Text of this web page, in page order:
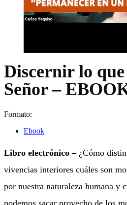
Discernir lo
Señor –
Formato:
Ebook
Libro electrónico – ¿Cómo
vivencias interiores cuáles son
por nuestra naturaleza humana y
podemos sacar provecho de los